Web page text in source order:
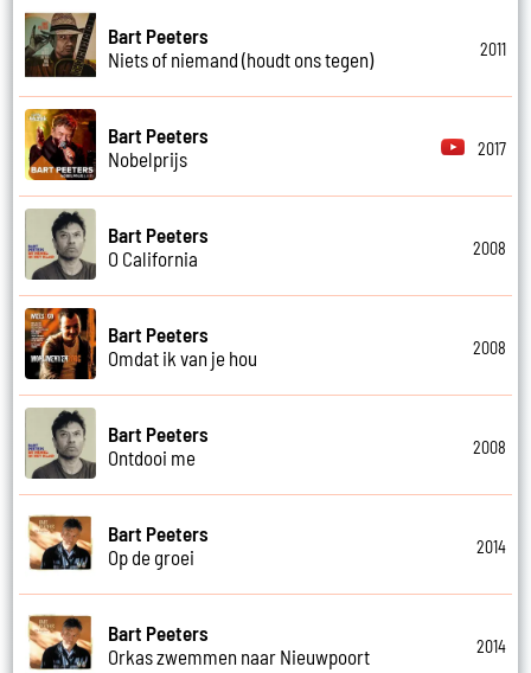
Bart Peeters
Niets of niemand (houdt ons tegen)
2011
Bart Peeters
Nobelprijs
2017
Bart Peeters
O California
2008
Bart Peeters
Omdat ik van je hou
2008
Bart Peeters
Ontdooi me
2008
Bart Peeters
Op de groei
2014
Bart Peeters
Orkas zwemmen naar Nieuwpoort
2014